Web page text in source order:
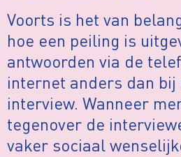
Voorts is het van
hoe een peiling is
antwoorden via de
internet anders dan
interview. Wanneer
tegenover de
vaker sociaal